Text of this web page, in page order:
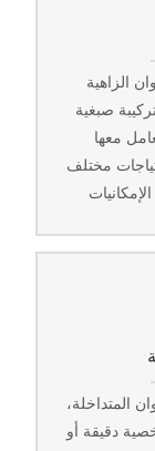
الزاهية
صبغية
معها
مختلف
المتداخلة،
دقيقة أو